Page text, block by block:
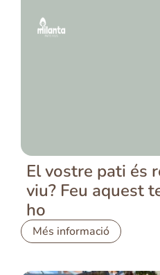
El vostre pati és
viu? Feu aquest
ho
Més informació